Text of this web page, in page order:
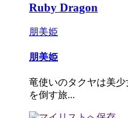
Ruby Dragon
朋美姫
朋美姫
竜使いのタクヤは美
を倒す旅...